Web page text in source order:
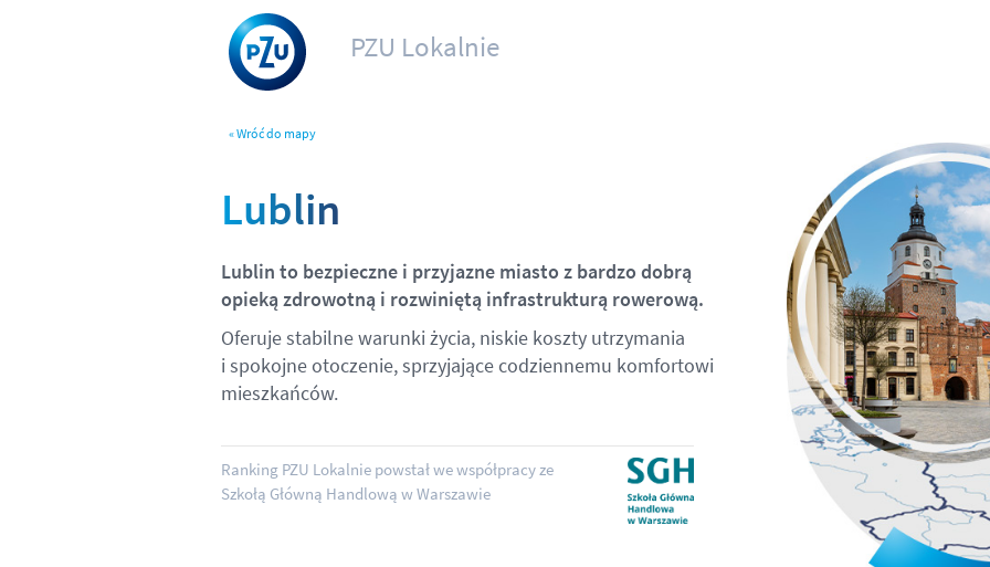
PZU Lokalnie
« Wróć do mapy
Lublin
Lublin to bezpieczne i przyjazne miasto z bardzo dobrą
opieką zdrowotną i rozwiniętą infrastrukturą rowerową.
Oferuje stabilne warunki życia, niskie koszty utrzymania
i spokojne otoczenie, sprzyjające codziennemu komfortowi
mieszkańców.
Ranking PZU Lokalnie powstał we współpracy ze
Szkołą Główną Handlową w Warszawie